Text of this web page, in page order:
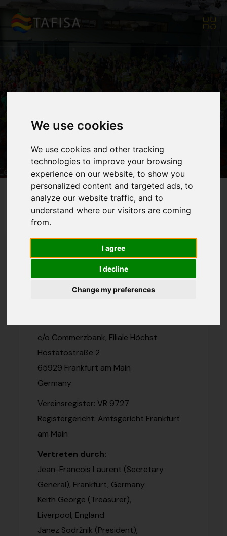
We use cookies
We use cookies and other tracking
technologies to improve your browsing
experience on our website, to show you
personalized content and targeted ads, to
analyze our website traffic, and to
understand where our visitors are coming
from.
I agree
I decline
Change my preferences
Impressum
Home|Impressum
Angaben gemäß § 5 TMG
Die Internationale Vereinigung für Sport
c/o Commerzbank, Filiale Höchst
Hostatostraße 2
65929 Frankfurt am Main
Germany
Vereinsregister: VR 9727
Registergericht: Amtsgericht Frankfurt
am Main
Vertreten durch:
Jean-Francois Laurent (Secretary
General), Frankfurt, Germany
Keith George (Treasurer),
Liverpool, England
Janez Sodržnik (President),